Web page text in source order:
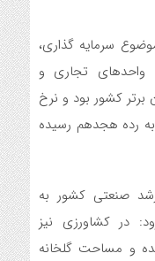
سرمایه گذاری،
واحدهای تجاری و
کشور بود و نرخ
رده هجدهم رسیده
صنعتی کشور به
در کشاورزی نیز
و مساحت گلخانه